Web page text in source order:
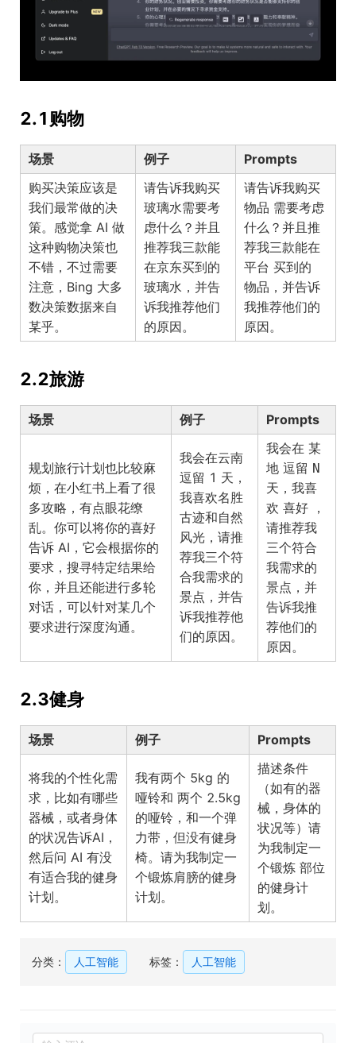
2.1购物
场景 例子
Prompts
购买决策应该是
我们最常做的决
策。感觉拿 AI 做
这种购物决策也
不错，不过需要
注意，Bing 大多
数决策数据来自
某乎。
请告诉我购买
玻璃水需要考
虑什么？并且
推荐我三款能
在京东买到的
玻璃水，并告
诉我推荐他们
的原因。
请告诉我购买
物品 需要考虑
什么？并且推
荐我三款能在
平台 买到的
物品 ，并告诉
我推荐他们的
原因。
2.2旅游
场景 例子 Prompts
规划旅行计划也比较麻
烦，在小红书上看了很
多攻略，有点眼花缭
乱。你可以将你的喜好
告诉 AI，它会根据你的
要求，搜寻特定结果给
你，并且还能进行多轮
对话，可以针对某几个
要求进行深度沟通。
我会在云南
逗留 1 天，
我喜欢名胜
古迹和自然
风光，请推
荐我三个符
合我需求的
景点，并告
诉我推荐他
们的原因。
我会在 某
地 逗留 N
天，我喜
欢 喜好 ，
请推荐我
三个符合
我需求的
景点，并
告诉我推
荐他们的
原因。
2.3健身
场景 例子 Prompts
将我的个性化需
求，比如有哪些
器械，或者身体
的状况告诉AI，
然后问 AI 有没
有适合我的健身
计划。
我有两个 5kg 的
哑铃和 两个 2.5kg
的哑铃，和一个弹
力带，但没有健身
椅。请为我制定一
个锻炼肩膀的健身
计划。
描述条件
（如有的器
械，身体的
状况等） 请
为我制定一
个锻炼 部位
的健身计
划。
分类： 人工智能 标签： 人工智能